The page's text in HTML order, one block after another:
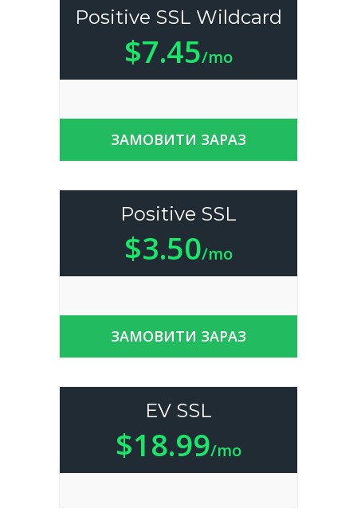
Positive SSL Wildcard
$7.45/mo
ЗАМОВИТИ ЗАРАЗ
Positive SSL
$3.50/mo
ЗАМОВИТИ ЗАРАЗ
EV SSL
$18.99/mo